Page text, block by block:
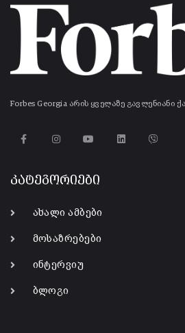
Forbes Georgia არის ყველაზე გავლენიანი
კატეგორიები
ახალი ამბები
მოსაზრებები
ინტერვიუ
ბლოგი